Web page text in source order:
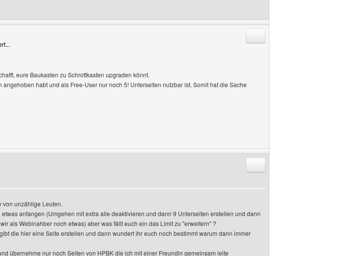
eure Baukasten zu Schrottkasten upgraden könnt.
habt und als Free-User nur noch 5! Unterseiten nutzbar ist. Somit hat die Sache
von unzählige Leuten.
anfangen (Umgehen mit extra alle deaktivieren und dann 9 Unterseiten erstellen und dann
als Webinahber noch etwas) aber was fällt euch ein das Limit zu "erweitern" ?
die hier eine Seite erstellen und dann wundert ihr euch noch bestimmt warum dann immer
übernehme nur noch Seiten von HPBK die ich mit einer Freundin gemeinsam leite